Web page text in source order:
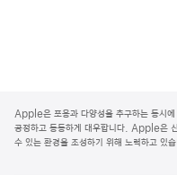
p
p
l
Apple은 포용과 다양성을 추구하는 동시에
공정하고 동등하게 대우합니다. Apple은
수 있는 환경을 조성하기 위해 노력하고 있